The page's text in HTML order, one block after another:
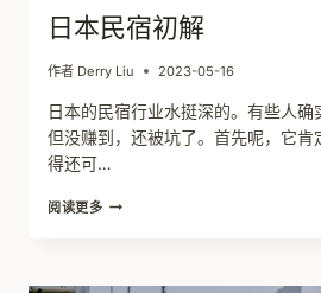
日本民宿初解
作者 Derry Liu 2023-05-16
日本的民宿行业水挺深的。有些人
但没赚到，还被坑了。首先呢，它肯
得还可…
阅读更多